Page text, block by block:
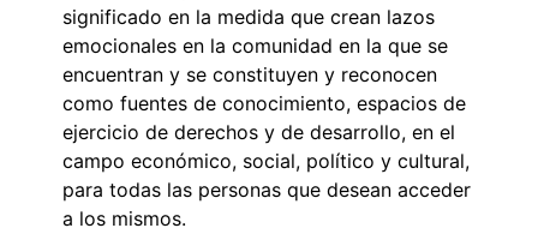
significado en la medida que crean lazos
emocionales en la comunidad en la que se
encuentran y se constituyen y reconocen
como fuentes de conocimiento, espacios de
ejercicio de derechos y de desarrollo, en el
campo económico, social, político y cultural,
para todas las personas que desean acceder
a los mismos.